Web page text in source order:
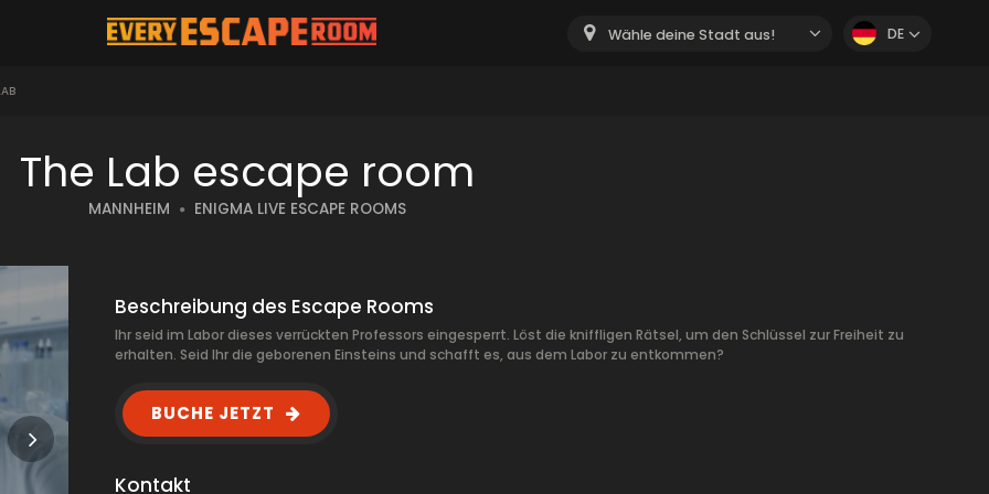
Wähle deine Stadt aus! DE
The Lab escape room
MANNHEIM ENIGMA LIVE ESCAPE ROOMS
Beschreibung des Escape Rooms
Ihr seid im Labor dieses verrückten Professors eingesperrt. Löst die kniffligen Rätsel, um den Schlüssel zur Freiheit zu
erhalten. Seid Ihr die geborenen Einsteins und schafft es, aus dem Labor zu entkommen?
BUCHE JETZT
Kontakt